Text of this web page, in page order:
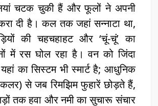
चटक चुकी हैं और फूलों ने अपनी
दी है। कल तक जहां सन्नाटा था,
की चहचहाहट और ‘चूं-चूं’ का
में रस घोल रहा है। वन को जिंदा
का सिस्टम भी स्मार्ट है; आधुनिक
से जब रिमझिम फुहारें छोड़ते हैं,
तक हवा और नमी का सुचारू संचार